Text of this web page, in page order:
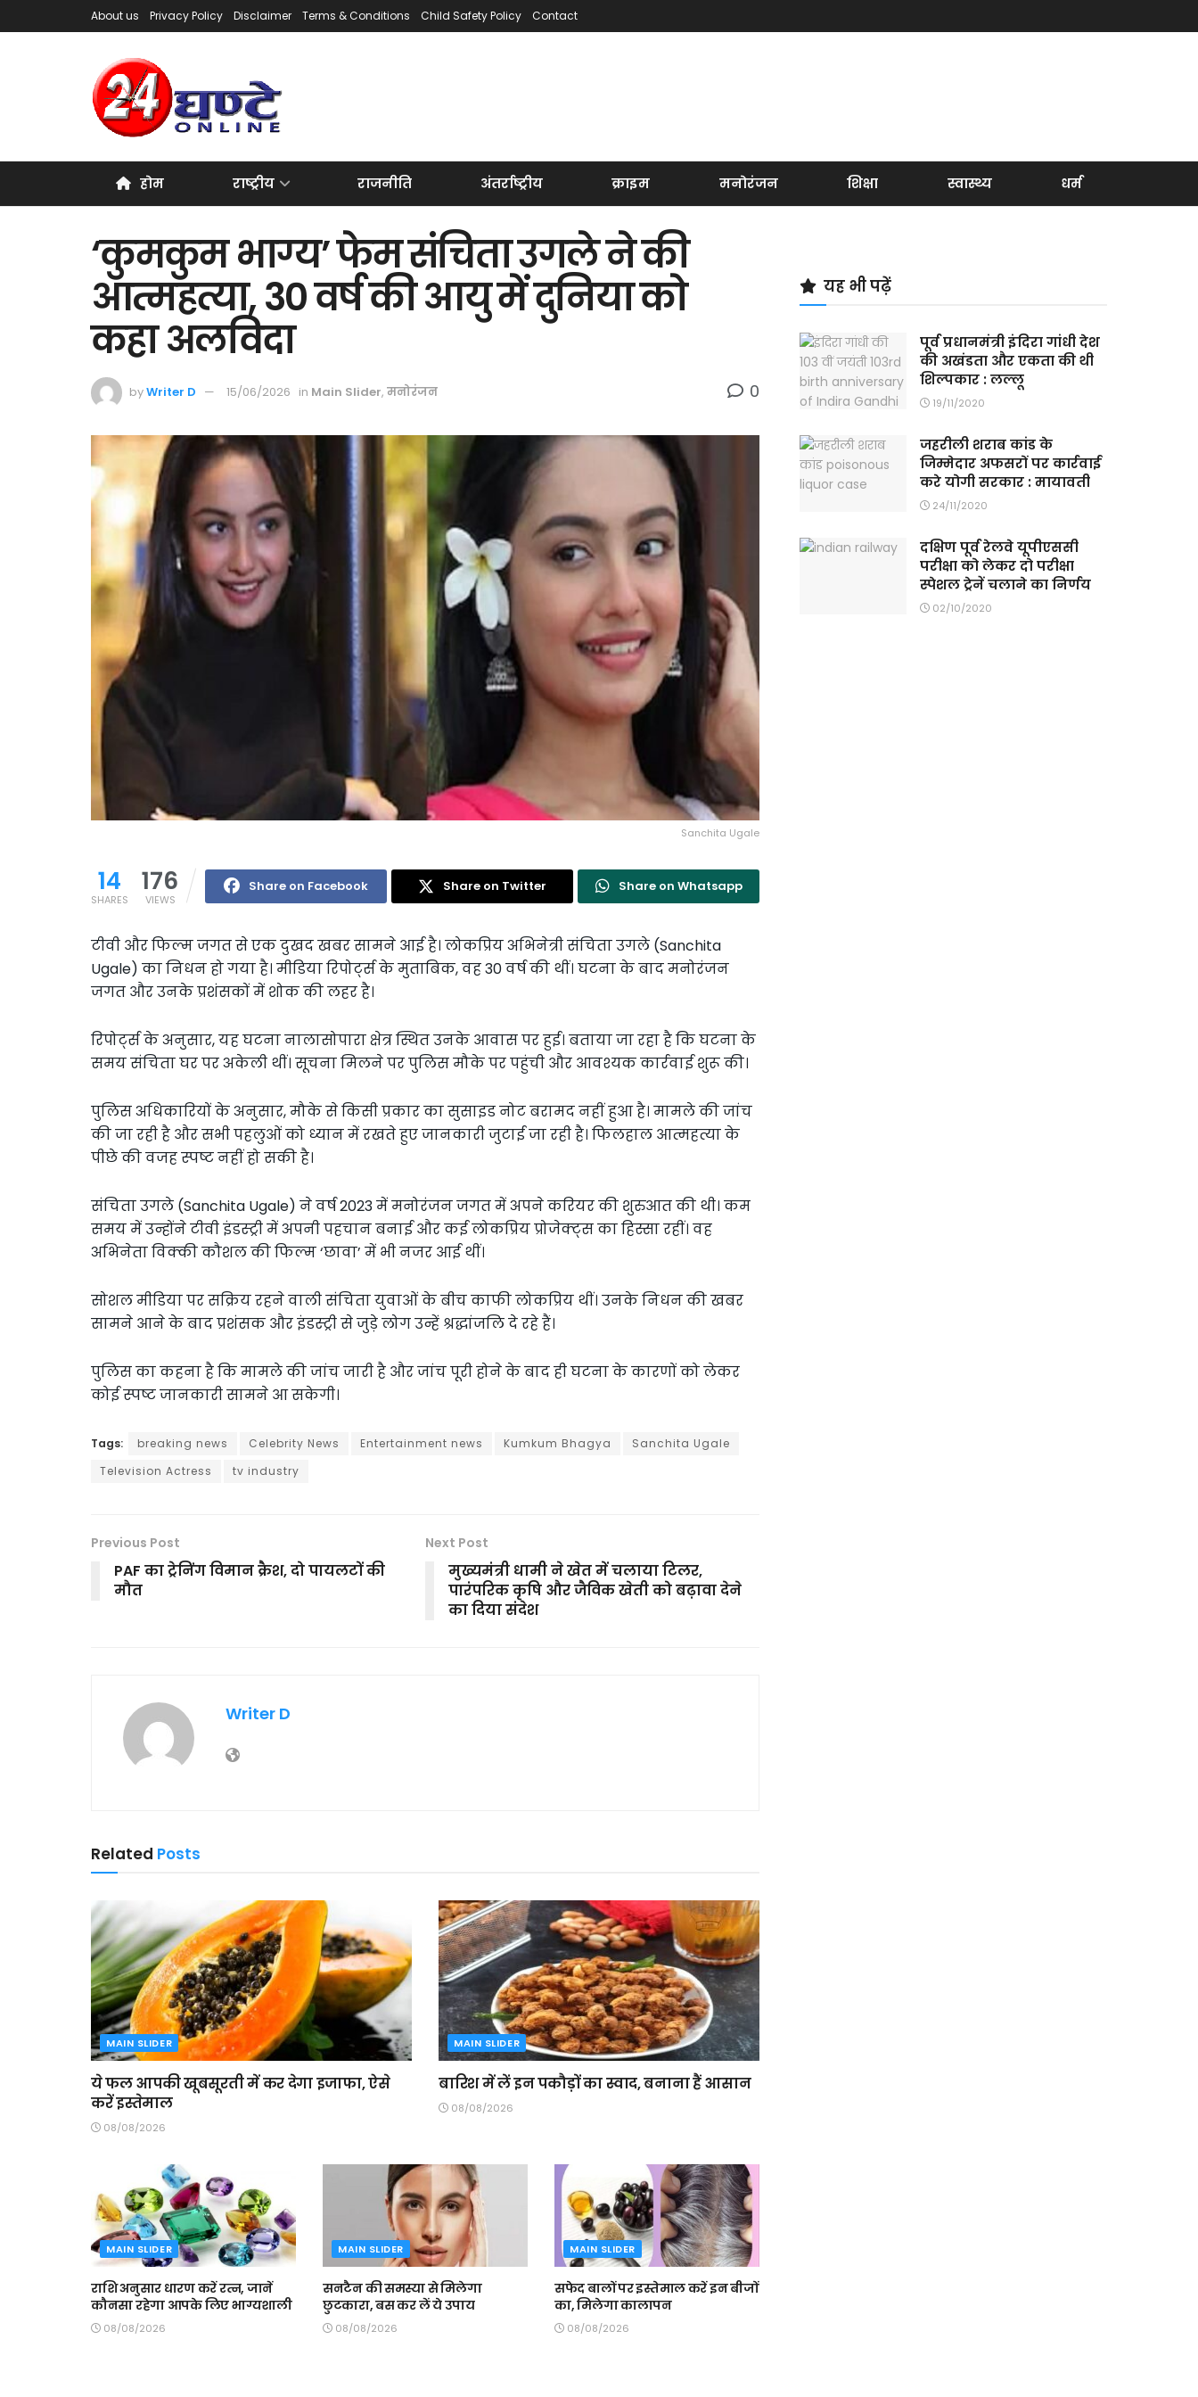
About us Privacy Policy Disclaimer Terms & Conditions Child Safety Policy Contact
होम राष्ट्रीय राजनीति अंतर्राष्ट्रीय क्राइम मनोरंजन शिक्षा स्वास्थ्य धर्म
‘कुमकुम भाग्य’ फेम संचिता उगले ने की
आत्महत्या, 30 वर्ष की आयु में दुनिया को
कहा अलविदा
byWriter D 15/06/2026 in Main Slider, मनोरंजन 0
Sanchita Ugale
14
SHARES
176
VIEWS
Share on Facebook Share on Twitter Share on Whatsapp
टीवी और फिल्म जगत से एक दुखद खबर सामने आई है। लोकप्रिय अभिनेत्री संचिता उगले (Sanchita
Ugale) का निधन हो गया है। मीडिया रिपोर्ट्स के मुताबिक, वह 30 वर्ष की थीं। घटना के बाद मनोरंजन
जगत और उनके प्रशंसकों में शोक की लहर है।
रिपोर्ट्स के अनुसार, यह घटना नालासोपारा क्षेत्र स्थित उनके आवास पर हुई। बताया जा रहा है कि घटना के
समय संचिता घर पर अकेली थीं। सूचना मिलने पर पुलिस मौके पर पहुंची और आवश्यक कार्रवाई शुरू की।
पुलिस अधिकारियों के अनुसार, मौके से किसी प्रकार का सुसाइड नोट बरामद नहीं हुआ है। मामले की जांच
की जा रही है और सभी पहलुओं को ध्यान में रखते हुए जानकारी जुटाई जा रही है। फिलहाल आत्महत्या के
पीछे की वजह स्पष्ट नहीं हो सकी है।
संचिता उगले (Sanchita Ugale) ने वर्ष 2023 में मनोरंजन जगत में अपने करियर की शुरुआत की थी। कम
समय में उन्होंने टीवी इंडस्ट्री में अपनी पहचान बनाई और कई लोकप्रिय प्रोजेक्ट्स का हिस्सा रहीं। वह
अभिनेता विक्की कौशल की फिल्म ‘छावा’ में भी नजर आई थीं।
सोशल मीडिया पर सक्रिय रहने वाली संचिता युवाओं के बीच काफी लोकप्रिय थीं। उनके निधन की खबर
सामने आने के बाद प्रशंसक और इंडस्ट्री से जुड़े लोग उन्हें श्रद्धांजलि दे रहे हैं।
पुलिस का कहना है कि मामले की जांच जारी है और जांच पूरी होने के बाद ही घटना के कारणों को लेकर
कोई स्पष्ट जानकारी सामने आ सकेगी।
Tags: breaking news Celebrity News Entertainment news Kumkum Bhagya
Sanchita Ugale
Television Actress
tv industry
Previous Post
PAF का ट्रेनिंग विमान क्रैश, दो पायलटों की
मौत
Next Post
मुख्यमंत्री धामी ने खेत में चलाया टिलर,
पारंपरिक कृषि और जैविक खेती को बढ़ावा देने
का दिया संदेश
Writer D
Related Posts
MAIN SLIDER
ये फल आपकी खूबसूरती में कर देगा इजाफा, ऐसे
करें इस्तेमाल
08/08/2026
MAIN SLIDER
बारिश में लें इन पकौड़ों का स्वाद, बनाना हैं आसान
08/08/2026
MAIN SLIDER
राशि अनुसार धारण करें रत्न, जानें
कौनसा रहेगा आपके लिए भाग्यशाली
08/08/2026
MAIN SLIDER
सनटैन की समस्या से मिलेगा
छुटकारा, बस कर लें ये उपाय
08/08/2026
MAIN SLIDER
सफेद बालों पर इस्तेमाल करें इन बीजों
का, मिलेगा कालापन
08/08/2026
यह भी पढ़ें
पूर्व प्रधानमंत्री इंदिरा गांधी देश
की अखंडता और एकता की थी
शिल्पकार : लल्लू
19/11/2020
जहरीली शराब कांड के
जिम्मेदार अफसरों पर कार्रवाई
करे योगी सरकार : मायावती
24/11/2020
दक्षिण पूर्व रेलवे यूपीएससी
परीक्षा को लेकर दो परीक्षा
स्पेशल ट्रेनें चलाने का निर्णय
02/10/2020